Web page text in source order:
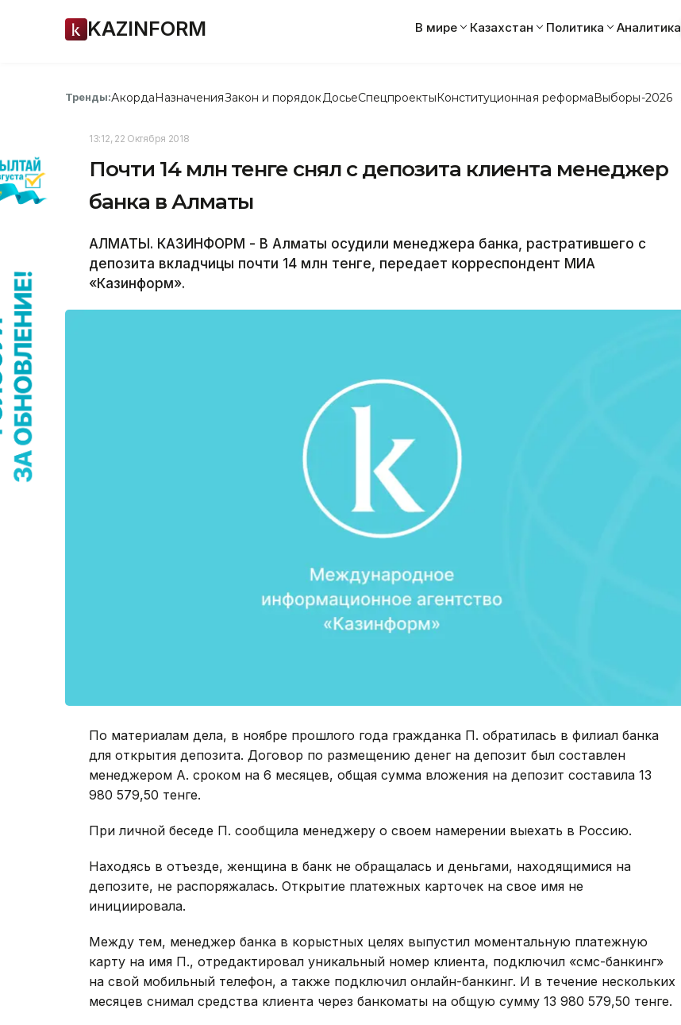
KAZINFORM В мире Казахстан Политика Аналитика
Тренды:АкордаНазначенияЗакон и порядок ДосьеСпецпроектыКонституционная реформаВыборы-2026
13:12, 22 Октября 2018
Почти 14 млн тенге снял с депозита клиента менеджер
банка в Алматы
АЛМАТЫ. КАЗИНФОРМ - В Алматы осудили менеджера банка, растратившего с
депозита вкладчицы почти 14 млн тенге, передает корреспондент МИА
«Казинформ».
По материалам дела, в ноябре прошлого года гражданка П. обратилась в филиал банка
для открытия депозита. Договор по размещению денег на депозит был составлен
менеджером А. сроком на 6 месяцев, общая сумма вложения на депозит составила 13
980 579,50 тенге.
При личной беседе П. сообщила менеджеру о своем намерении выехать в Россию.
Находясь в отъезде, женщина в банк не обращалась и деньгами, находящимися на
депозите, не распоряжалась. Открытие платежных карточек на свое имя не
инициировала.
Между тем, менеджер банка в корыстных целях выпустил моментальную платежную
карту на имя П., отредактировал уникальный номер клиента, подключил «смс-банкинг»
на свой мобильный телефон, а также подключил онлайн-банкинг. И в течение нескольких
месяцев снимал средства клиента через банкоматы на общую сумму 13 980 579,50 тенге.